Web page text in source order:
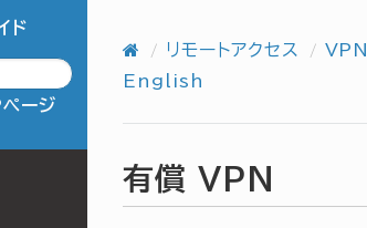
ド
ージ
リモートアクセス VPN
English
有償 VPN